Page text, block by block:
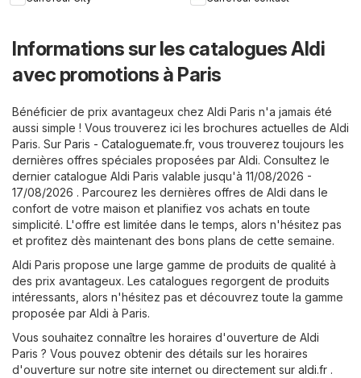
Informations sur les catalogues Aldi
avec promotions à Paris
Bénéficier de prix avantageux chez Aldi Paris n'a jamais été
aussi simple ! Vous trouverez ici les brochures actuelles de Aldi
Paris. Sur Paris - Cataloguemate.fr, vous trouverez toujours les
dernières offres spéciales proposées par Aldi. Consultez le
dernier catalogue Aldi Paris valable jusqu'à 11/08/2026 -
17/08/2026 . Parcourez les dernières offres de Aldi dans le
confort de votre maison et planifiez vos achats en toute
simplicité. L'offre est limitée dans le temps, alors n'hésitez pas
et profitez dès maintenant des bons plans de cette semaine.
Aldi Paris propose une large gamme de produits de qualité à
des prix avantageux. Les catalogues regorgent de produits
intéressants, alors n'hésitez pas et découvrez toute la gamme
proposée par Aldi à Paris.
Vous souhaitez connaître les horaires d'ouverture de Aldi
Paris ? Vous pouvez obtenir des détails sur les horaires
d'ouverture sur notre site internet ou directement sur aldi.fr .